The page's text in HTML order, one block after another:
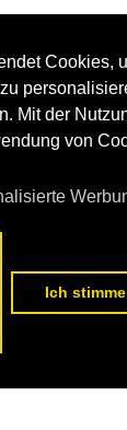
Cookies,
Mit der
von
Ich